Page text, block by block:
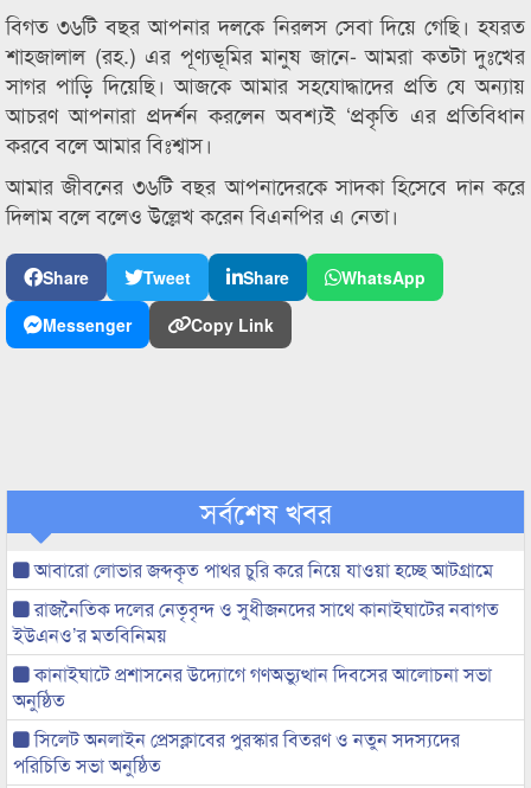
বিগত ৩৬টি বছর আপনার দলকে নিরলস সেবা দিয়ে গেছি। হযরত
শাহজালাল (রহ.) এর পূণ্যভূমির মানুষ জানে- আমরা কতটা দুঃখের
সাগর পাড়ি দিয়েছি। আজকে আমার সহযোদ্ধাদের প্রতি যে অন্যায়
আচরণ আপনারা প্রদর্শন করলেন অবশ্যই ‘প্রকৃতি এর প্রতিবিধান
করবে বলে আমার বিঃশ্বাস।
আমার জীবনের ৩৬টি বছর আপনাদেরকে সাদকা হিসেবে দান করে
দিলাম বলে বলেও উল্লেখ করেন বিএনপির এ নেতা।
Share Tweet Share
WhatsApp
Messenger
Copy Link
সর্বশেষ খবর
আবারো লোভার জব্দকৃত পাথর চুরি করে নিয়ে যাওয়া হচ্ছে আটগ্রামে
রাজনৈতিক দলের নেতৃবৃন্দ ও সুধীজনদের সাথে কানাইঘাটের নবাগত
ইউএনও’র মতবিনিময়
কানাইঘাটে প্রশাসনের উদ্যোগে গণঅভ্যুত্থান দিবসের আলোচনা সভা
অনুষ্ঠিত
সিলেট অনলাইন প্রেসক্লাবের পুরস্কার বিতরণ ও নতুন সদস্যদের
পরিচিতি সভা অনুষ্ঠিত